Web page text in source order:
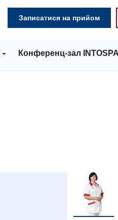
Записатися на прийом
Конференц-зал